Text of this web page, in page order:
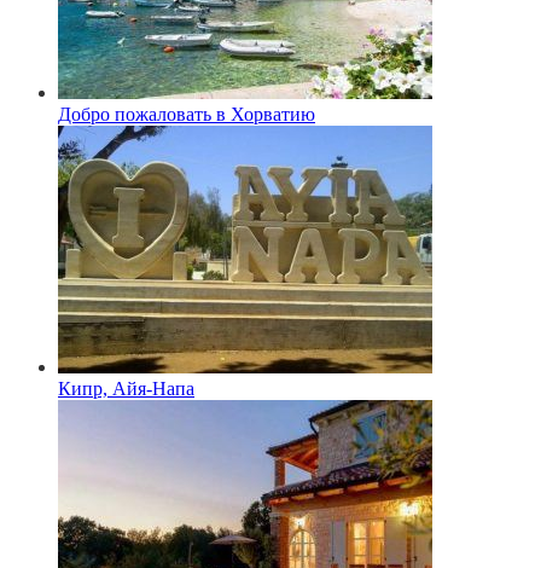
Добро пожаловать в Хорватию
Кипр, Айя-Напа